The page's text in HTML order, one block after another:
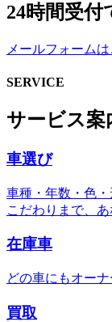
24時間受付
メールフォーム
SERVICE
サービス案
車選び
車種・年数・色
こだわりまで、
在庫車
どの車にもオー
買取